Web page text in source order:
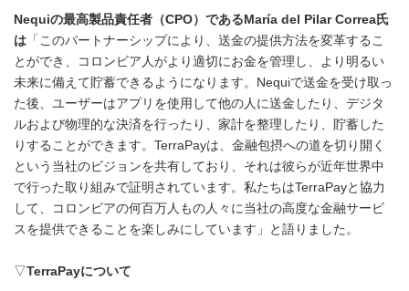
Nequiの最高製品責任者（CPO）である María del Pilar Correa氏
は 「このパートナーシップにより、送金の提供方法を変革するこ
とができ、コロンビア人がより適切にお金を管理し、より明るい
未来に備えて貯蓄できるようになります。Nequiで送金を受け取っ
た後、ユーザーはアプリを使用して他の人に送金したり、デジタ
ルおよび物理的な決済を行ったり、家計を整理したり、貯蓄した
りすることができます。TerraPayは、金融包摂への道を切り開く
という当社のビジョンを共有しており、それは彼らが近年世界中
で行った取り組みで証明されています。私たちはTerraPayと協力
して、コロンビアの何百万人もの人々に当社の高度な金融サービ
スを提供できることを楽しみにしています」と語りました。
▽TerraPayについて